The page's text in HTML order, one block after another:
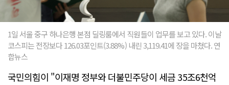
1일 서울 중구 하나은행 본점 딜링룸에서 직원들이 업무를 보고 있다. 이날
코스피는 전장보다 126.03포인트(3.88%) 내린 3,119.41에 장을 마쳤다. 연
합뉴스
국민의힘이 "이재명 정부와 더불민주당이 세금 35조6천억